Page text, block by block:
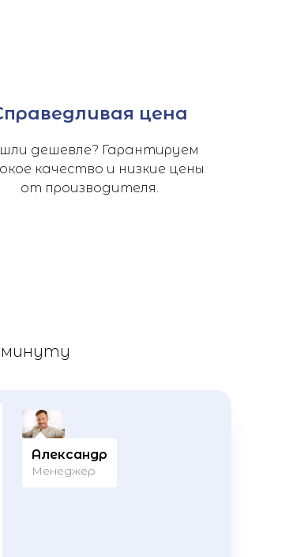
цена
дешевле? Гарантируем
качество и низкие цены
от производителя.
минуту
Александр
Менеджер